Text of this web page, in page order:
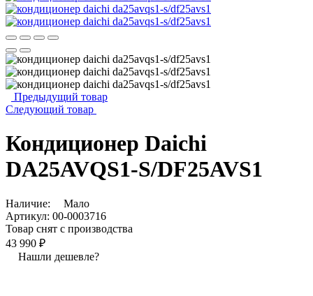
Предыдущий товар
Следующий товар
Кондиционер Daichi
DA25AVQS1-S/DF25AVS1
Наличие:
Мало
Артикул: 00-0003716
Товар снят с производства
43 990 ₽
Нашли дешевле?